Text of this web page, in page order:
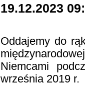
19.12.2023
Oddajemy do
Niemcami
września 2019 r.